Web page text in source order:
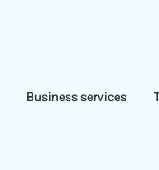
Business services